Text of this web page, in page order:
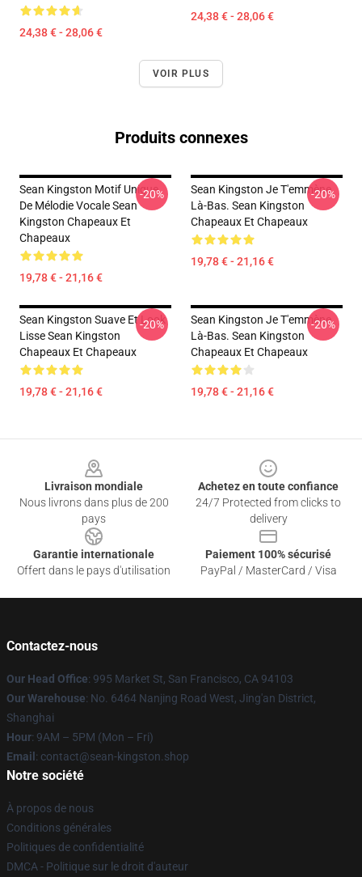
24,38 € - 28,06 €
24,38 € - 28,06 €
VOIR PLUS
Produits connexes
Sean Kingston Motif Unique
De Mélodie Vocale Sean
Kingston Chapeaux Et
Chapeaux
19,78 € - 21,16 €
-20%
Sean Kingston Je T'emmène
Là-Bas. Sean Kingston
Chapeaux Et Chapeaux
19,78 € - 21,16 €
-20%
Sean Kingston Suave Et Look
Lisse Sean Kingston
Chapeaux Et Chapeaux
19,78 € - 21,16 €
-20%
Sean Kingston Je T'emmène
Là-Bas. Sean Kingston
Chapeaux Et Chapeaux
19,78 € - 21,16 €
-20%
Livraison mondiale
Nous livrons dans plus de 200
pays
Achetez en toute confiance
24/7 Protected from clicks to
delivery
Garantie internationale
Offert dans le pays d'utilisation
Paiement 100% sécurisé
PayPal / MasterCard / Visa
Contactez-nous
Our Head Office: 995 Market St, San Francisco, CA 94103
Our Warehouse: No. 6464 Nanjing Road West, Jing'an District,
Shanghai
Hour: 9AM – 5PM (Mon – Fri)
Email : contact@sean-kingston.shop
Notre société
À propos de nous
Conditions générales
Politiques de confidentialité
DMCA - Politique sur le droit d'auteur